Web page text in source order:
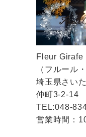
Fleur Girafe
（フルール
埼玉県さい
仲町3-2-14
TEL:048-
営業時間：